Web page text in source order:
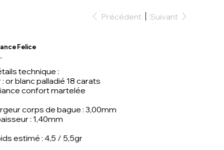
Précédent Suivant
Felice
€
technique :
: or blanc palladié 18 carats
confort martelée
corps de bague : 3,00mm
: 1,40mm
estimé : 4,5 / 5,5gr